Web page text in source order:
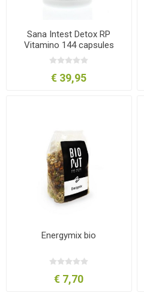
Sana Intest Detox RP
Vitamino 144 capsules
€ 39,95
Energymix bio
€ 7,70